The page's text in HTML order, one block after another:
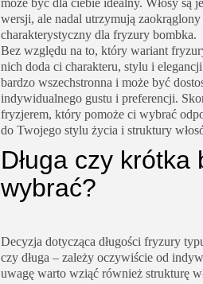
może być dla ciebie idealny. Włosy są
wersji, ale nadal utrzymują zaokrąglony
charakterystyczny dla fryzury bombka.
Bez względu na to, który wariant
nich doda ci charakteru, stylu i
bardzo wszechstronna i może być
indywidualnego gustu i preferencji.
fryzjerem, który pomoże ci wybrać
do Twojego stylu życia i struktury
Długa czy
wybrać?
Decyzja dotycząca długości fryzury
czy długa – zależy oczywiście od
uwagę warto wziąć również strukturę